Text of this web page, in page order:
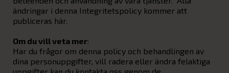
ändringar i denna Integritetspolicy kommer att
publiceras här.
Om du vill veta mer:
Har du frågor om denna policy och behandlingen av
dina personuppgifter, vill radera eller ändra felaktiga